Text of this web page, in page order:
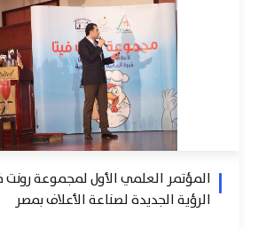
المؤتمر العلمي الأول لمجموعة رونت
الرؤية الجديدة لصناعة الأعلاف بمصر